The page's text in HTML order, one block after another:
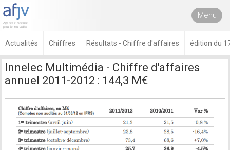
Menu
Actualités Chiffres Résultats - Chiffre d'affaires édition du
Innelec Multimédia - Chiffre d'affaires
annuel 2011-2012 : 144,3 M€